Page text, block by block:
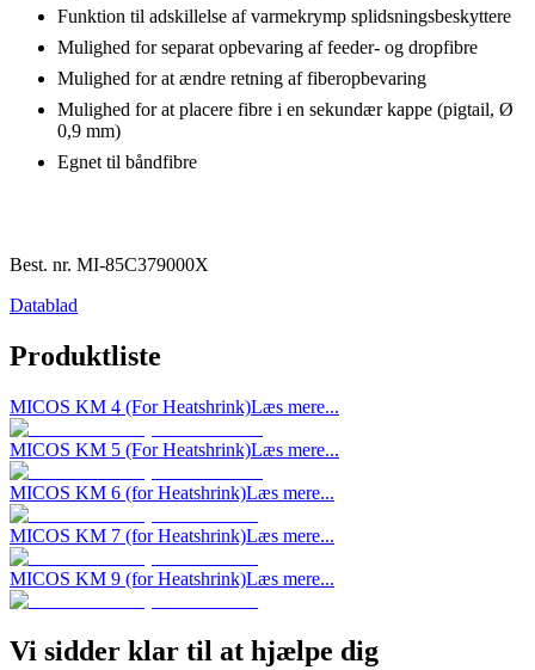
Funktion til adskillelse af varmekrymp splidsningsbeskyttere
Mulighed for separat opbevaring af feeder- og dropfibre
Mulighed for at ændre retning af fiberopbevaring
Mulighed for at placere fibre i en sekundær kappe (pigtail, Ø
0,9 mm)
Egnet til båndfibre
Best. nr. MI-85C379000X
Datablad
Produktliste
MICOS KM 4 (For Heatshrink)Læs mere...
MICOS KM 5 (For Heatshrink)Læs mere...
MICOS KM 6 (for Heatshrink)Læs mere...
MICOS KM 7 (for Heatshrink)Læs mere...
MICOS KM 9 (for Heatshrink)Læs mere...
Vi sidder klar til at hjælpe dig